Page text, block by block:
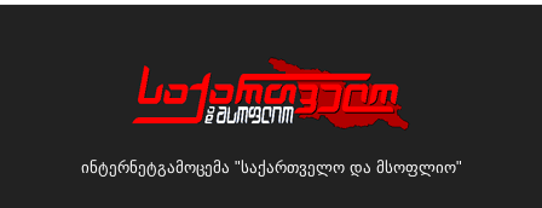
ინტერნეტგამოცემა "საქართველო და მსოფლიო"